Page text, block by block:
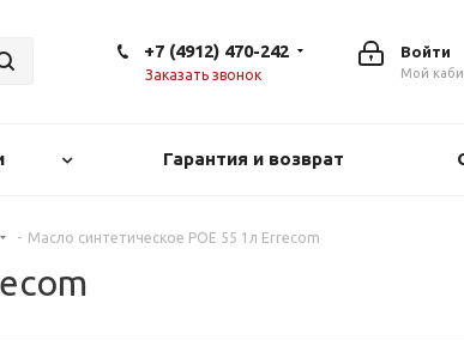
Войти
Мой
+7 (4912) 470-242
Заказать звонок
Гарантия и возврат
- Масло синтетическое POE 55 1л Errecom